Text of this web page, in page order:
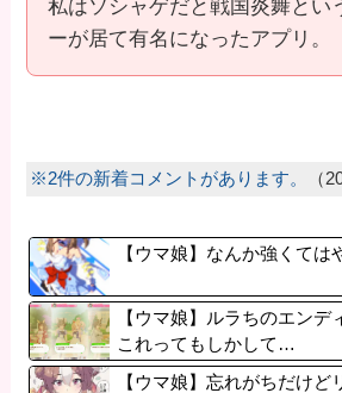
私はソシャゲだと戦国炎舞とい
ーが居て有名になったアプリ。
※2件の新着コメントがあります。 （
【ウマ娘】なんか強くては
【ウマ娘】ルラちのエンデ
これってもしかして…
【ウマ娘】忘れがちだけど